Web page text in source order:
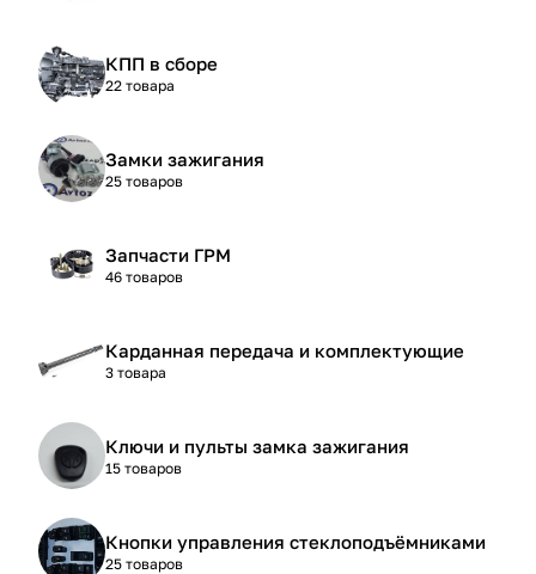
КПП в сборе
22 товара
Замки зажигания
25 товаров
Запчасти ГРМ
46 товаров
Карданная передача и комплектующие
3 товара
Ключи и пульты замка зажигания
15 товаров
Кнопки управления стеклоподъёмниками
25 товаров